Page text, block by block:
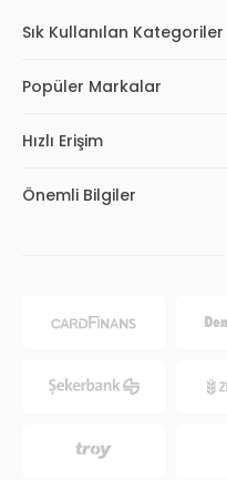
Sık Kullanılan Kategoriler
Popüler Markalar
Hızlı Erişim
Önemli Bilgiler